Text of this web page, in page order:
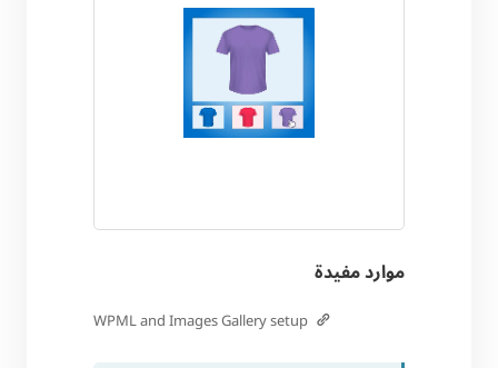
موارد مفيدة
WPML and Images Gallery setup